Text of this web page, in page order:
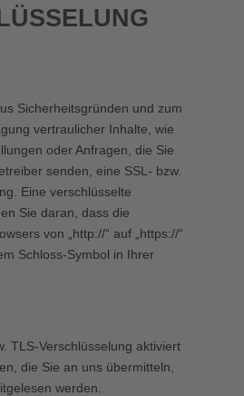
Sicherheitsgründen und zum
vertraulicher Inhalte, wie
oder Anfragen, die Sie
senden, eine SSL- bzw.
Eine verschlüsselte
Sie daran, dass die
von „http://“ auf „https://“
Schloss-Symbol in Ihrer
TLS-Verschlüsselung aktiviert
die Sie an uns übermitteln,
werden.